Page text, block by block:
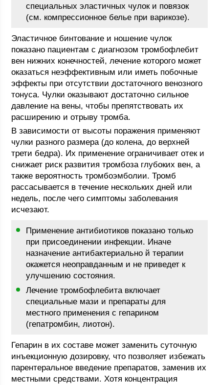
специальных эластичных чулок и повязок
(см. компрессионное белье при варикозе).
Эластичное бинтование и ношение чулок
показано пациентам с диагнозом тромбофлебит
вен нижних конечностей, лечение которого может
оказаться неэффективным или иметь побочные
эффекты при отсутствии достаточного венозного
тонуса. Чулки оказывают достаточно сильное
давление на вены, чтобы препятствовать их
расширению и отрыву тромба.
В зависимости от высоты поражения применяют
чулки разного размера (до колена, до верхней
трети бедра). Их применение ограничивает отек и
снижает риск развития тромбоза глубоких вен, а
также вероятность тромбоэмболии. Тромб
рассасывается в течение нескольких дней или
недель, после чего симптомы заболевания
исчезают.
Применение антибиотиков показано только
при присоединении инфекции. Иначе
назначение антибактериально й терапии
окажется неоправданным и не приведет к
улучшению состояния.
Лечение тромбофлебита включает
специальные мази и препараты для
местного применения с гепарином
(гепатромбин, лиотон).
Гепарин в их составе может заменить суточную
инъекционную дозировку, что позволяет избежать
парентеральное введение препаратов, заменив их
местными средствами. Хотя концентрация